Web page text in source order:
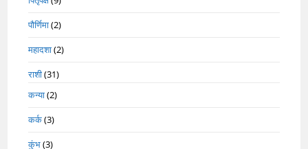
पौर्णिमा(2)
महादशा(2)
राशी(31)
कन्या(2)
कर्क(3)
कुंभ(3)